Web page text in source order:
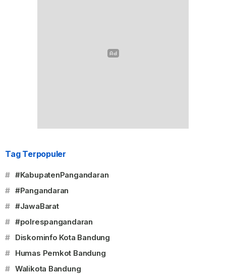
Tag Terpopuler
# #KabupatenPangandaran
# #Pangandaran
# #JawaBarat
# #polrespangandaran
# Diskominfo Kota Bandung
# Humas Pemkot Bandung
# Walikota Bandung